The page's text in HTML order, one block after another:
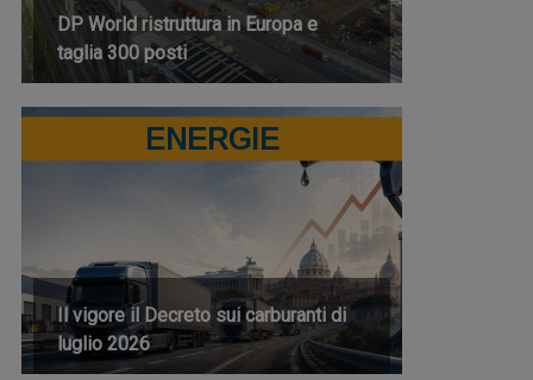
DP World ristruttura in Europa e
taglia 300 posti
ENERGIE
Il vigore il Decreto sui carburanti di
luglio 2026